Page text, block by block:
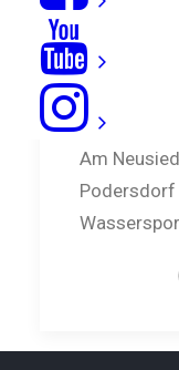
Neues
Am